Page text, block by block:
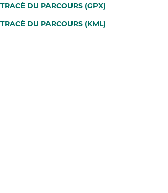
DU PARCOURS (GPX)
DU PARCOURS (KML)